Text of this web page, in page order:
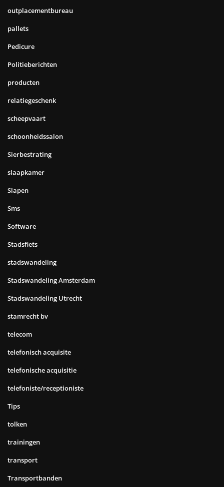
outplacementbureau
pallets
Pedicure
Politieberichten
producten
relatiegeschenk
scheepvaart
schoonheidssalon
Sierbestrating
slaapkamer
Slapen
Sms
Software
Stadsfiets
stadswandeling
Stadswandeling Amsterdam
Stadswandeling Utrecht
stamrecht bv
telecom
telefonisch acquisite
telefonische acquisitie
telefoniste/receptioniste
Tips
tolken
trainingen
transport
Transportbanden